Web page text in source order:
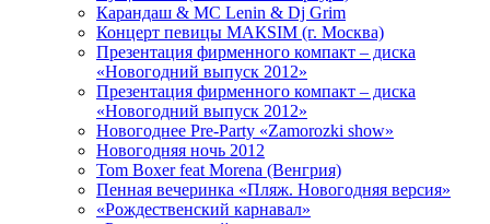
Карандаш & МС Lenin & Dj Grim
Концерт певицы МАКSIМ (г. Москва)
Презентация фирменного компакт – диска
«Новогодний выпуск 2012»
Презентация фирменного компакт – диска
«Новогодний выпуск 2012»
Новогоднее Pre-Party «Zamorozki show»
Новогодняя ночь 2012
Tom Boxer feat Morena (Венгрия)
Пенная вечеринка «Пляж. Новогодняя версия»
«Рождественский карнавал»